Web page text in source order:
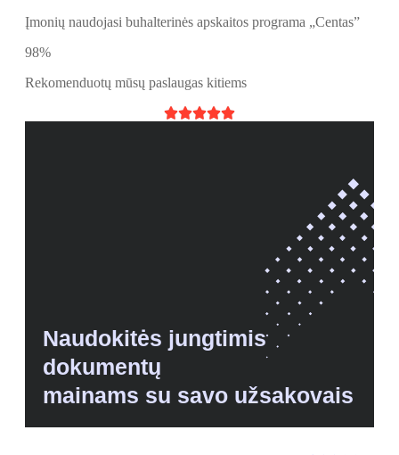
Įmonių naudojasi buhalterinės apskaitos programa „Centas”
98%
Rekomenduotų mūsų paslaugas kitiems

Naudokitės jungtimis
dokumentų
mainams su savo užsakovais